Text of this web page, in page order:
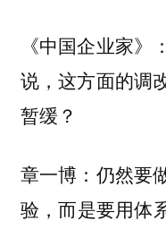
《中国企业家》：
说，这方面的调
暂缓？
章一博： 仍然要
验，而是要用体